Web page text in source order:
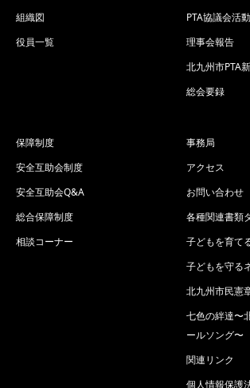
組織図
役員一覧
PTA協議会活
理事会報告
北九州市PTA
総会要録
保障制度
安全互助会制度
安全互助会Q&A
総合保障制度
相談コーナー
事務局
アクセス
お問い合わせ
各種関連書類
子どもを育て
子どもを守る
北九州市民憲
七色の絆達〜
ールソング〜
関連リンク
個人情報保護